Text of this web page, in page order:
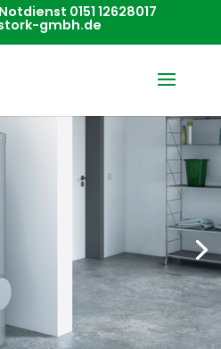
Notdienst 0151 12628017
gmbh.de